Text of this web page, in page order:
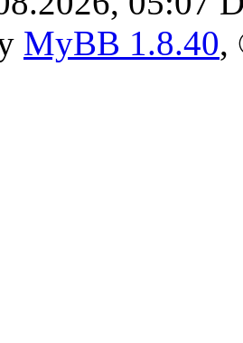
MyBB 1.8.40,